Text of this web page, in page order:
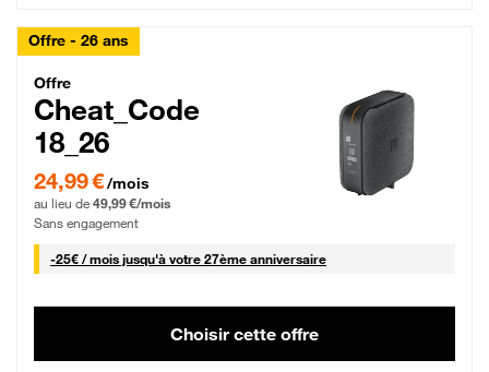
Offre - 26 ans
Cheat_Code Fibre_18_26
Offre
Cheat_Code
18_26
24,99 € par mois pendant 0 mois puis 49,99 € par mois, Sans engagement
24,99 €/mois
au lieu de 49,99 €/mois
Sans engagement
-25€ / mois25 € par mois
jusqu'à votre 27ème anniversaire
Choisir cette offre